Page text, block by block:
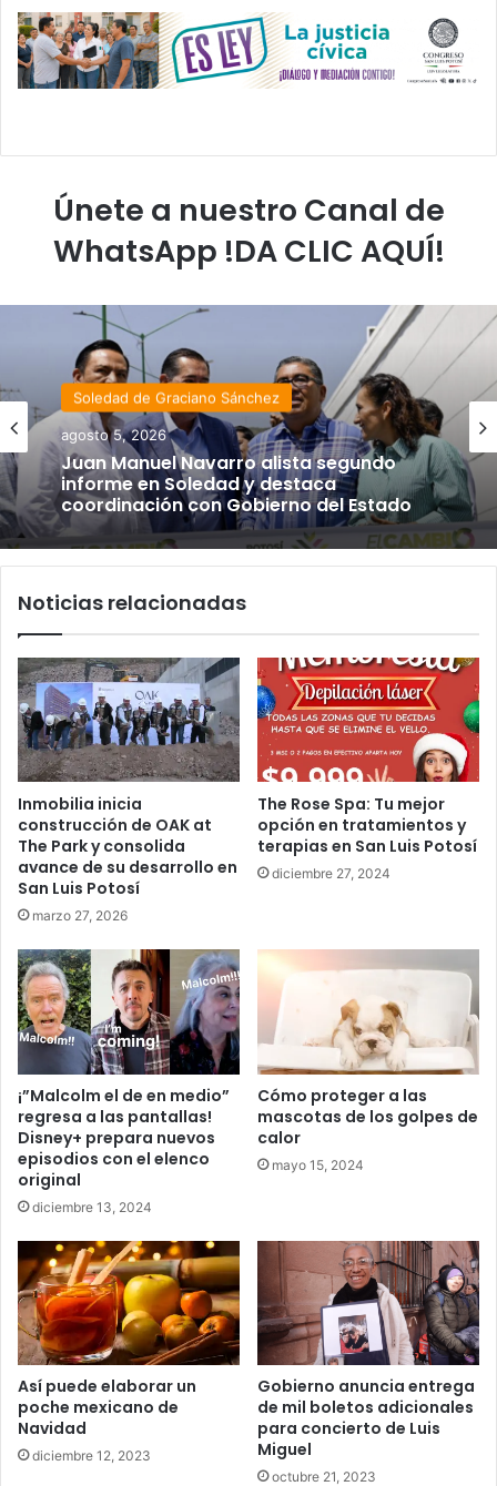
Únete a nuestro Canal de
WhatsApp !DA CLIC AQUÍ!
Soledad de Graciano Sánchez
agosto 5, 2026
Juan Manuel Navarro alista segundo
informe en Soledad y destaca
coordinación con Gobierno del Estado
Noticias relacionadas
Inmobilia inicia
construcción de OAK at
The Park y consolida
avance de su desarrollo en
San Luis Potosí
marzo 27, 2026
The Rose Spa: Tu mejor
opción en tratamientos y
terapias en San Luis Potosí
diciembre 27, 2024
¡”Malcolm el de en medio”
regresa a las pantallas!
Disney+ prepara nuevos
episodios con el elenco
original
diciembre 13, 2024
Cómo proteger a las
mascotas de los golpes de
calor
mayo 15, 2024
Así puede elaborar un
poche mexicano de
Navidad
diciembre 12, 2023
Gobierno anuncia entrega
de mil boletos adicionales
para concierto de Luis
Miguel
octubre 21, 2023